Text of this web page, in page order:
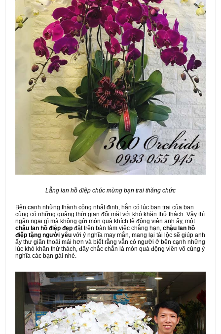
Lẵng lan hồ điệp chúc mừng bạn trai thăng chức
Bên cạnh những thành công nhất định, hẳn có lúc bạn trai của bạn
cũng có những quãng thời gian đối mặt với khó khăn thử thách. Vậy thì
ngần ngại gì mà không gửi món quà khích lệ động viên anh ấy, một
chậu lan hồ điệp đẹp đặt trên bàn làm việc chẳng hạn, chậu lan hồ
điệp tặng người yêu với ý nghĩa may mắn, mang lại tài lộc sẽ giúp anh
ấy thư giãn thoải mái hơn và biết rằng vẫn có người ở bên cạnh những
lúc khó khăn thử thách, đây chắc chắn là món quà động viên vô cùng ý
nghĩa các bạn gái nhé.